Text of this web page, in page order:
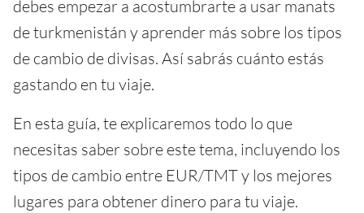
debes empezar a acostumbrarte a usar manats
de turkmenistán y aprender más sobre los tipos
de cambio de divisas. Así sabrás cuánto estás
gastando en tu viaje.
En esta guía, te explicaremos todo lo que
necesitas saber sobre este tema, incluyendo los
tipos de cambio entre EUR/TMT y los mejores
lugares para obtener dinero para tu viaje.